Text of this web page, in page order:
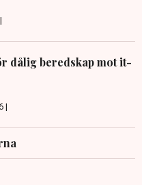
dålig beredskap mot it-
|